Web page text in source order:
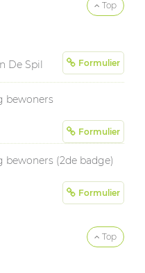
De Spil Formulier
bewoners
Formulier
(2de badge)
Formulier
Top
Top